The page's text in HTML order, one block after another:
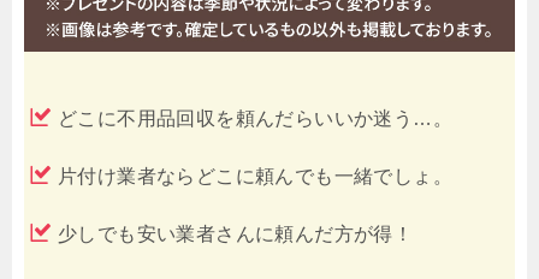
どこに不用品回収を頼んだらいいか迷う…。
片付け業者ならどこに頼んでも一緒でしょ。
少しでも安い業者さんに頼んだ方が得！